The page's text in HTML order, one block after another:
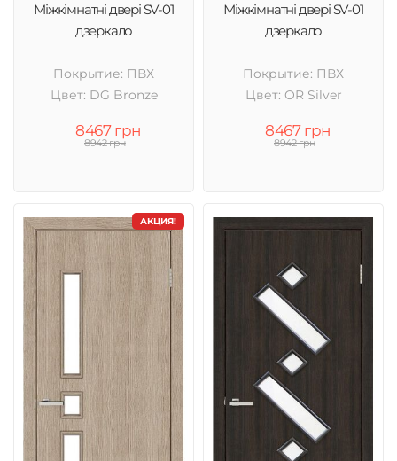
Міжкімнатні двері SV-01
дзеркало
Покрытие: ПВХ
Цвет: DG Bronze
8467 грн
8942 грн
Міжкімнатні двері SV-01
дзеркало
Покрытие: ПВХ
Цвет: OR Silver
8467 грн
8942 грн
АКЦИЯ!